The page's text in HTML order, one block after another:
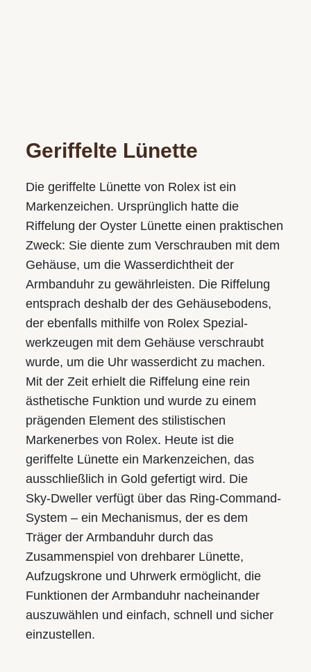
Geriffelte Lünette
Die geriffelte Lünette von Rolex ist ein
Markenzeichen. Ursprünglich hatte die
Riffelung der Oyster Lünette einen praktischen
Zweck: Sie diente zum Verschrauben mit dem
Gehäuse­, um die Wasserdichtheit der
Armbanduhr zu gewährleisten. Die Riffelung
entsprach deshalb der des Gehäuse­bodens,
der ebenfalls mithilfe von Rolex Spezial­
werkzeugen mit dem Gehäuse verschraubt
wurde, um die Uhr wasserdicht zu machen.
Mit der Zeit erhielt die Riffelung eine rein
ästhetische Funktion und wurde zu einem
prägenden Element des stilistischen
Markenerbes von Rolex. Heute ist die
geriffelte Lünette ein Markenzeichen, das
ausschließlich in Gold gefertigt wird. Die
Sky‑Dweller verfügt über das Ring-Command-
System – ein Mechanismus, der es dem
Träger der Armbanduhr durch das
Zusammenspiel von drehbarer Lünette,
Aufzugskrone und Uhrwerk ermöglicht, die
Funktionen der Armbanduhr nacheinander
auszuwählen und einfach, schnell und sicher
einzustellen.